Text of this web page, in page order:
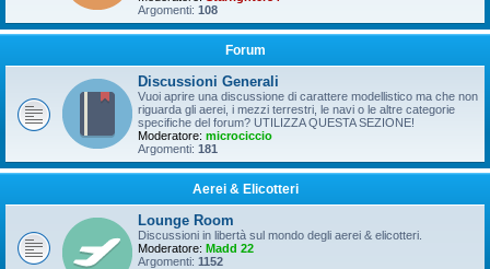
Argomenti: 108
Forum
Discussioni Generali
Vuoi aprire una discussione di carattere modellistico ma che non
riguarda gli aerei, i mezzi terrestri, le navi o le altre categorie
specifiche del forum? UTILIZZA QUESTA SEZIONE!
Moderatore: microciccio
Argomenti: 181
Aerei & Elicotteri
Lounge Room
Discussioni in libertà sul mondo degli aerei & elicotteri.
Moderatore: Madd 22
Argomenti: 1152